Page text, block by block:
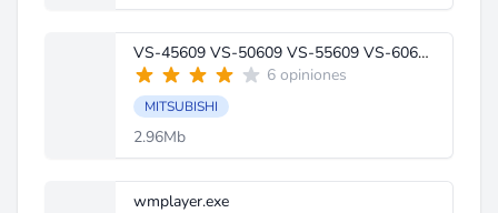
VS-45609 VS-50609 VS-55609 VS-60609 VS-60719 VS-70709 Chassis VZ9 VZ9+.PDF
6 opiniones
MITSUBISHI
2.96Mb
wmplayer.exe